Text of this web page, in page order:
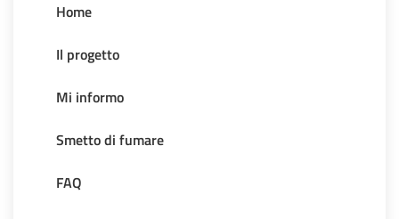
Home
Il progetto
Mi informo
Smetto di fumare
FAQ